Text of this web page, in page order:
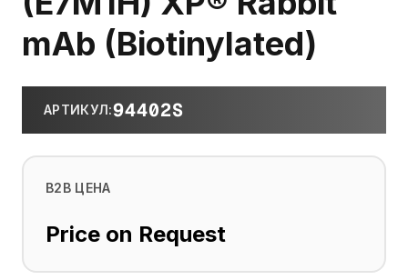
mAb (Biotinylated)
АРТИКУЛ:94402S
B2B ЦЕНА
Price on Request